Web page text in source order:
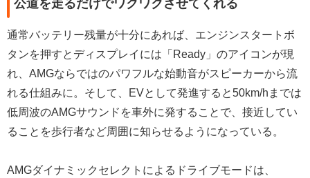
公道を走るだけでワクワクさせてくれる
通常バッテリー残量が十分にあれば、エンジンスタートボ
タンを押すとディスプレイには「Ready」のアイコンが現
れ、AMGならではのパワフルな始動音がスピーカーから流
れる仕組みに。そして、EVとして発進すると50km/hまでは
低周波のAMGサウンドを車外に発することで、接近してい
ることを歩行者など周囲に知らせるようになっている。
AMGダイナミックセレクトによるドライブモードは、